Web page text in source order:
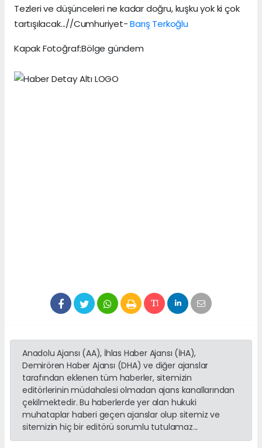
Tezleri ve düşünceleri ne kadar doğru, kuşku yok ki çok
tartışılacak...//Cumhuriyet-Barış Terkoğlu
Kapak Fotoğraf:Bölge gündem
Anadolu Ajansı (AA), İhlas Haber Ajansı (İHA),
Demirören Haber Ajansı (DHA) ve diğer ajanslar
tarafından eklenen tüm haberler, sitemizin
editörlerinin müdahalesi olmadan ajans kanallarından
çekilmektedir. Bu haberlerde yer alan hukuki
muhataplar haberi geçen ajanslar olup sitemiz ve
sitemizin hiç bir editörü sorumlu tutulamaz...